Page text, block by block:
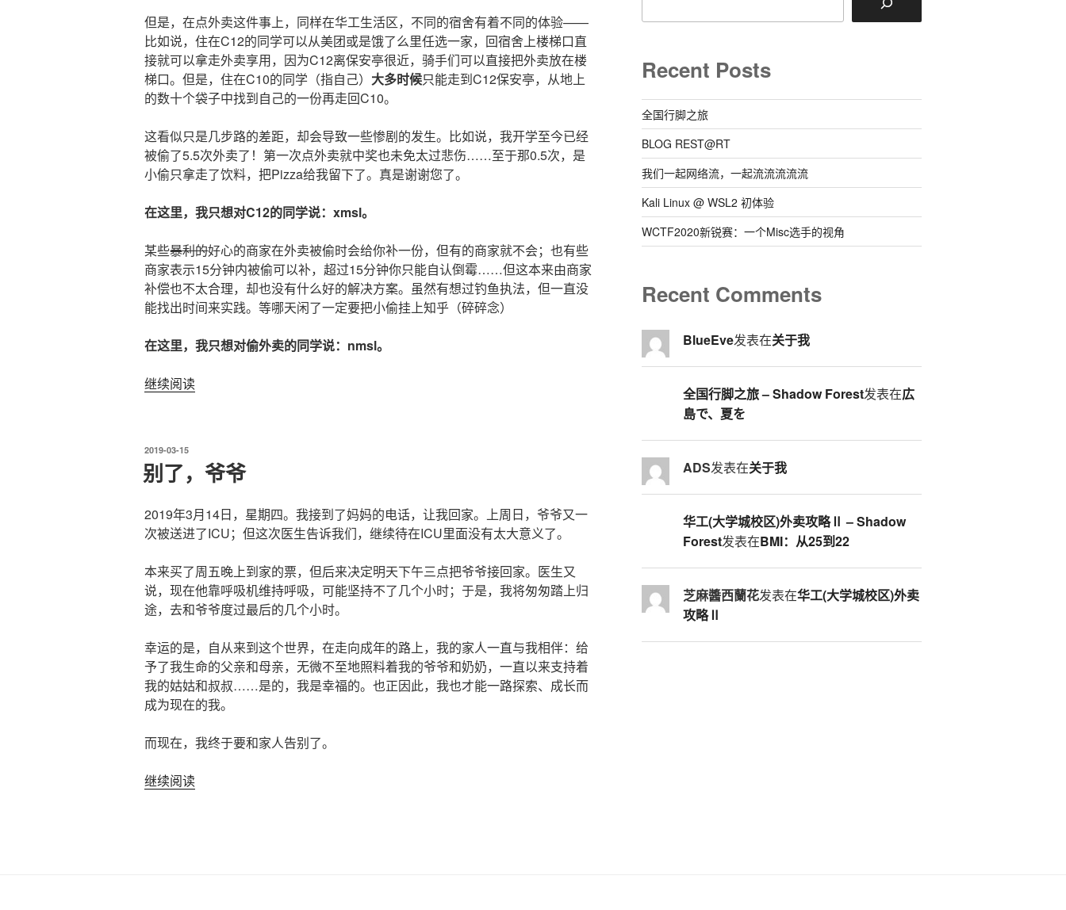
但是，在点外卖这件事上，同样在华工生活区，不同的宿舍有着不同的体验——
比如说，住在C12的同学可以从美团或是饿了么里任选一家，回宿舍上楼梯口直
接就可以拿走外卖享用，因为C12离保安亭很近，骑手们可以直接把外卖放在楼
梯口。但是，住在C10的同学（指自己） 大多时候只能走到C12保安亭，从地上
的数十个袋子中找到自己的一份再走回C10。
这看似只是几步路的差距，却会导致一些惨剧的发生。比如说，我开学至今已经
被偷了5.5次外卖了！第一次点外卖就中奖也未免太过悲伤……至于那0.5次，是
小偷只拿走了饮料，把Pizza给我留下了。真是谢谢您了。
在这里，我只想对C12的同学说：xmsl。
某些暴利的好心的商家在外卖被偷时会给你补一份，但有的商家就不会；也有些
商家表示15分钟内被偷可以补，超过15分钟你只能自认倒霉……但这本来由商家
补偿也不太合理，却也没有什么好的解决方案。虽然有想过钓鱼执法，但一直没
能找出时间来实践。等哪天闲了一定要把小偷挂上知乎（碎碎念）
在这里，我只想对偷外卖的同学说：nmsl。
继续阅读“华
校
外
卖
略”
发
布
于
2019-03-15
别了，爷爷
2019年3月14日，星期四。我接到了妈妈的电话，让我回家。上周日，爷爷又一
次被送进了ICU；但这次医生告诉我们，继续待在ICU里面没有太大意义了。
本来买了周五晚上到家的票，但后来决定明天下午三点把爷爷接回家。医生又
说，现在他靠呼吸机维持呼吸，可能坚持不了几个小时；于是，我将匆匆踏上归
途，去和爷爷度过最后的几个小时。
幸运的是，自从来到这个世界，在走向成年的路上，我的家人一直与我相伴：给
予了我生命的父亲和母亲，无微不至地照料着我的爷爷和奶奶，一直以来支持着
我的姑姑和叔叔……是的，我是幸福的。也正因此，我也才能一路探索、成长而
成为现在的我。
而现在，我终于要和家人告别了。
继续阅读“别
Recent Posts
全国行脚之旅
BLOG REST@RT
我们一起网络流，一起流流流流流
Kali Linux @ WSL2 初体验
WCTF2020新锐赛：一个Misc选手的视角
Recent Comments
BlueEve发表在关于我
全国行脚之旅 – Shadow Forest发表在広
島で、夏を
ADS发表在关于我
华工(大学城校区)外卖攻略Ⅱ – Shadow
Forest发表在BMI：从25到22
芝麻醬西蘭花发表在华工(大学城校区)外卖
攻略Ⅱ